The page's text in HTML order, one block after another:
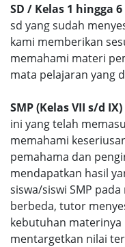
SD / Kelas 1 hingga 6
sd yang sudah
kami memberikan
memahami materi
mata pelajaran yang
SMP (Kelas VII s/d IX)
ini yang telah
memahami
pemahama dan
mendapatkan hasil
siswa/siswi SMP
berbeda, tutor
kebutuhan
mentargetkan nilai